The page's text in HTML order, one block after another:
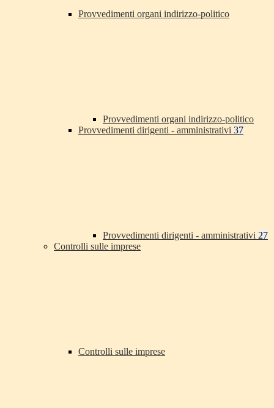
Provvedimenti organi indirizzo-politico
Provvedimenti organi indirizzo-politico
Provvedimenti dirigenti - amministrativi 37
Provvedimenti dirigenti - amministrativi 27
Controlli sulle imprese
Controlli sulle imprese